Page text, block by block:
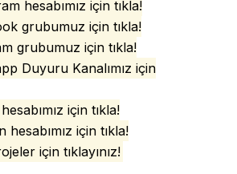
hesabımız için tıkla!
grubumuz için tıkla!
grubumuz için tıkla!
Duyuru Kanalımız için
için tıkla!
hesabımız için tıkla!
için tıklayınız!